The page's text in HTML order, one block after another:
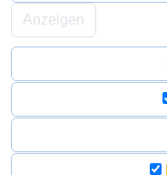
Anzeigen